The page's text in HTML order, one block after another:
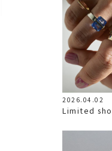
2026.04.02
Limited